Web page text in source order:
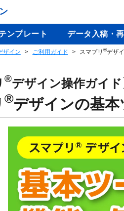
ンプレート データ入稿・
ザイン ご利用ガイド スマプリ®デザ
®デザイン操作ガイド
®デザインの基